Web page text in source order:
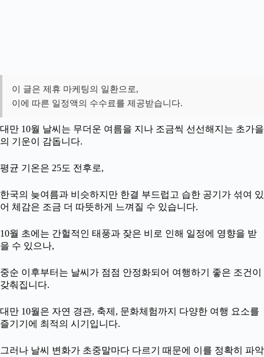
이 글은 제휴 마케팅의 일환으로,
이에 따른 일정액의 수수료를 제공받습니다.
대만 10월 날씨는 무더운 여름을 지나 조금씩 선선해지는 초가을
의 기운이 감돕니다.
평균 기온은 25도 전후로,
한국의 늦여름과 비슷하지만 한결 부드럽고 습한 공기가 섞여 있
어 체감은 조금 더 따뜻하게 느껴질 수 있습니다.
10월 초에는 간헐적인 태풍과 잦은 비로 인해 일정에 영향을 받
을 수 있으나,
중순 이후부터는 날씨가 점점 안정화되어 여행하기 좋은 조건이
갖춰집니다.
대만 10월은 자연 경관, 축제, 문화체험까지 다양한 여행 요소를
즐기기에 최적의 시기입니다.
그러나 날씨 변화가 초중말마다 다르기 때문에 이를 정확히 파악